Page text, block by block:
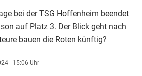
bei der TSG Hoffenheim beendet
auf Platz 3. Der Blick geht nach
bauen die Roten künftig?
- 15:06 Uhr